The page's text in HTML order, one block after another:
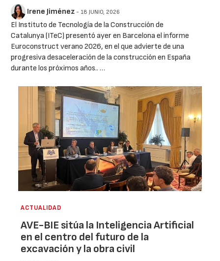
Irene Jiménez - 18 JUNIO, 2026
El Instituto de Tecnología de la Construcción de
Catalunya (ITeC) presentó ayer en Barcelona el informe
Euroconstruct verano 2026, en el que advierte de una
progresiva desaceleración de la construcción en España
durante los próximos años.. …
ACTUALIDAD
AVE-BIE sitúa la Inteligencia Artificial
en el centro del futuro de la
excavación y la obra civil